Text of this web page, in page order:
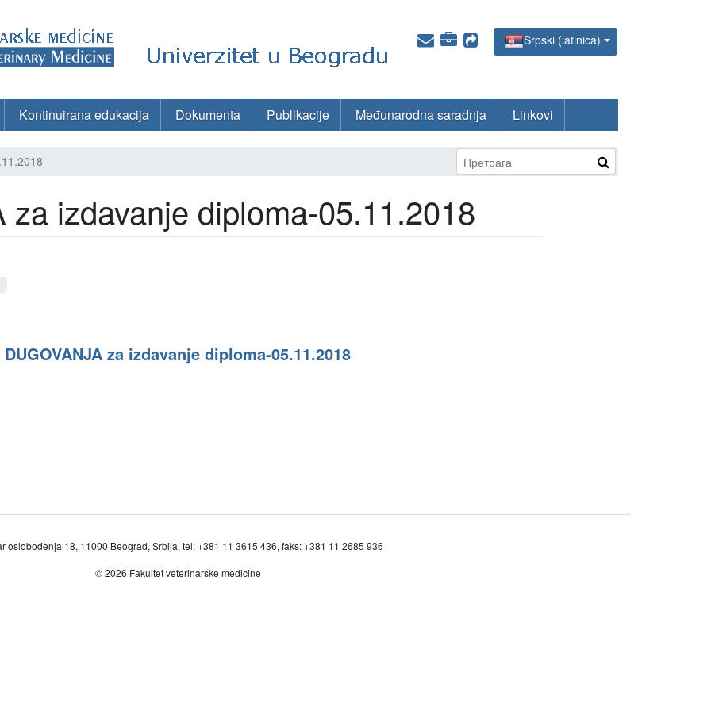
Srpski (latinica)
Kontinuirana edukacija Dokumenta Publikacije Međunarodna saradnja Linkovi
za izdavanje diploma-05.11.2018
DUGOVANJA za izdavanje diploma-05.11.2018
oslobođenja 18, 11000 Beograd, Srbija, tel: +381 11 3615 436, faks: +381 11 2685 936
© 2026 Fakultet veterinarske medicine